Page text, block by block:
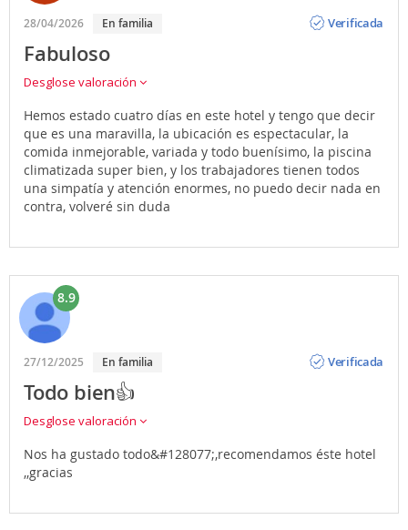
28/04/2026 En familia
Verificada
Fabuloso
Desglose valoración
Hemos estado cuatro días en este hotel y tengo que decir
que es una maravilla, la ubicación es espectacular, la
comida inmejorable, variada y todo buenísimo, la piscina
climatizada super bien, y los trabajadores tienen todos
una simpatía y atención enormes, no puedo decir nada en
contra, volveré sin duda
8.9
27/12/2025 En familia
Verificada
Todo bien👍
Desglose valoración
Nos ha gustado todo&#128077;,recomendamos éste hotel
,,gracias